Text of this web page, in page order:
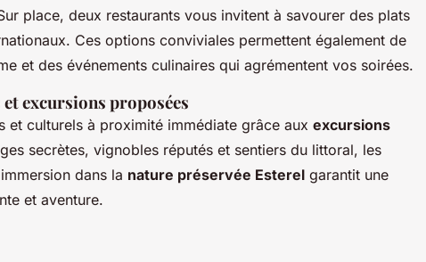
place, deux restaurants vous invitent à savourer des plats
Ces options conviviales permettent également de
et des événements culinaires qui agrémentent vos soirées.
excursions proposées
et culturels à proximité immédiate grâce aux excursions
secrètes, vignobles réputés et sentiers du littoral, les
dans la nature préservée Esterel garantit une
et aventure.